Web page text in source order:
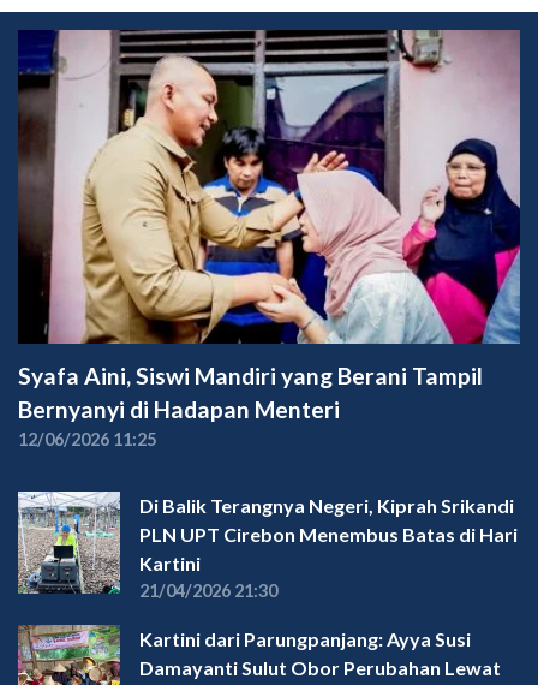
Syafa Aini, Siswi Mandiri yang Berani Tampil
Bernyanyi di Hadapan Menteri
12/06/2026 11:25
Di Balik Terangnya Negeri, Kiprah Srikandi
PLN UPT Cirebon Menembus Batas di Hari
Kartini
21/04/2026 21:30
Kartini dari Parungpanjang: Ayya Susi
Damayanti Sulut Obor Perubahan Lewat